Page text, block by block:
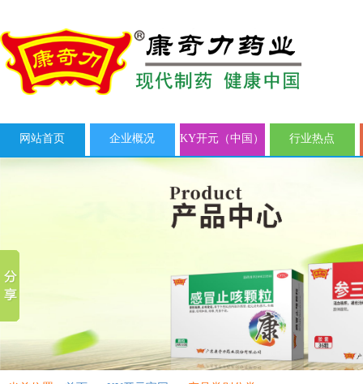
网站首页 企业概况 KY开元（中国） 行业热点